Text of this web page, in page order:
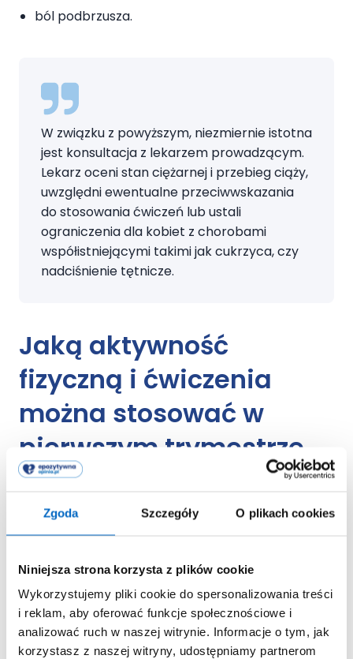
Zgoda Szczegóły O plikach cookies
Niniejsza strona korzysta z plików cookie
Wykorzystujemy pliki cookie do spersonalizowania treści
i reklam, aby oferować funkcje społecznościowe i
analizować ruch w naszej witrynie. Informacje o tym, jak
korzystasz z naszej witryny, udostępniamy partnerom
ból podbrzusza.
W związku z powyższym, niezmiernie istotna
jest konsultacja z lekarzem prowadzącym.
Lekarz oceni stan ciężarnej i przebieg ciąży,
uwzględni ewentualne przeciwwskazania
do stosowania ćwiczeń lub ustali
ograniczenia dla kobiet z chorobami
współistniejącymi takimi jak cukrzyca, czy
nadciśnienie tętnicze.
Jaką aktywność
fizyczną i ćwiczenia
można stosować w
pierwszym trymestrze
ciąży
Z uwagi na początkową fazę stabilizacji
ciąży oraz możliwe złe samopoczucie,
zaleca się ograniczenie intensywnych
ćwiczeń w tym okresie. Złe samopoczucie